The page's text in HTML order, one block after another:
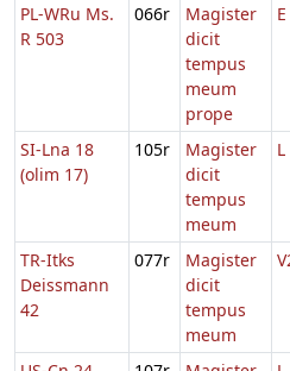
PL-WRu Ms.
R 503
066r
Magister
dicit
tempus
meum
prope
E
SI-Lna 18
(olim 17)
105r
Magister
dicit
tempus
meum
L
TR-Itks
Deissmann
42
077r
Magister
dicit
tempus
meum